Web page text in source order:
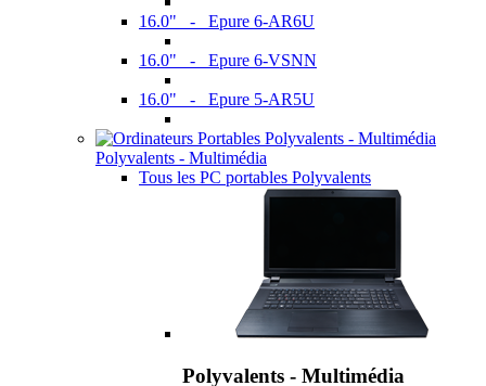
16.0" - Epure 6-AR6U
16.0" - Epure 6-VSNN
16.0" - Epure 5-AR5U
Polyvalents - Multimédia
Tous les PC portables Polyvalents
Polyvalents - Multimédia